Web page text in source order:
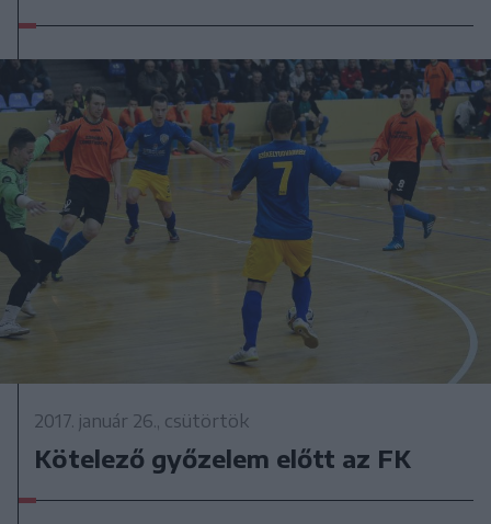
2017. január 26., csütörtök
Kötelező győzelem előtt az FK